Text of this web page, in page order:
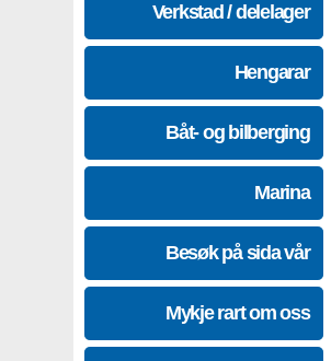
Verkstad / delelager
Hengarar
Båt- og bilberging
Marina
Besøk på sida vår
Mykje rart om oss